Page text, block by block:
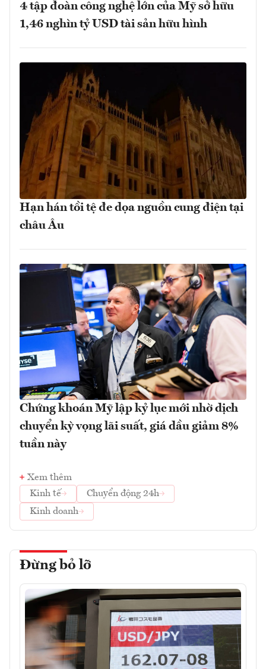
4 tập đoàn công nghệ lớn của Mỹ sở hữu
1,46 nghìn tỷ USD tài sản hữu hình
Hạn hán tồi tệ đe dọa nguồn cung điện tại
châu Âu
Chứng khoán Mỹ lập kỷ lục mới nhờ dịch
chuyển kỳ vọng lãi suất, giá dầu giảm 8%
tuần này
Xem thêm
Kinh tế
Chuyển động 24h
Kinh doanh
Đừng bỏ lỡ